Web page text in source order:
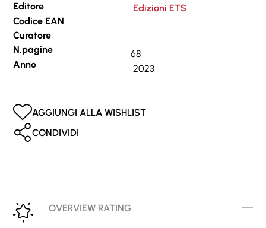
Editore
Edizioni ETS
Codice EAN
Curatore
N.pagine
68
Anno
2023
AGGIUNGI ALLA WISHLIST
CONDIVIDI
OVERVIEW RATING